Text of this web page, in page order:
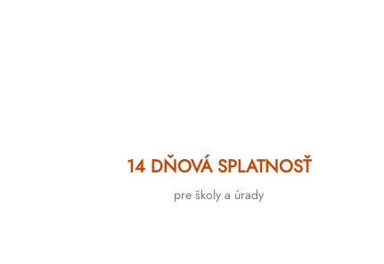
14 DŇOVÁ SPLATNOSŤ
pre školy a úrady